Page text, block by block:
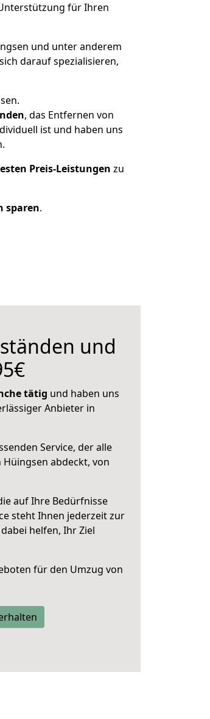
für Ihren
und unter anderem
darauf spezialisieren,
, das Entfernen von
ist und haben uns
Preis-Leistungen zu
sparen.
und
tätig und haben uns
Anbieter in
Service, der alle
abdeckt, von
auf Ihre Bedürfnisse
steht Ihnen jederzeit zur
helfen, Ihr Ziel
für den Umzug von